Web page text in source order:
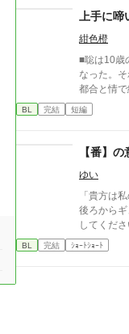
上手に啼
紺色橙
■聡は10歳
なった。
都合と情
いた。 ■注
本能か』と
BL 完結 短編
【番】
ゆい
「貴方は私の番だ！」
後ろからギュッと
してください！」 私は慌ててそ
テーマで
男女いる世
BL 完結 ｼｮｰﾄｼｮｰﾄ